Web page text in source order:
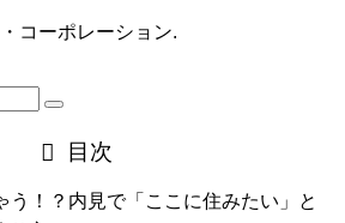
コーポレーション.
目次
う！？内見で「ここに住みたい」と